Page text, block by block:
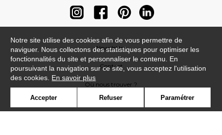
Newsletter
Contact
Où nous trouver ?
Notre site utilise des cookies afin de vous permettre de
naviguer. Nous collectons des statistiques pour optimiser les
fonctionnalités du site et personnaliser le contenu. En
poursuivant la navigation sur ce site, vous acceptez l'utilisation
des cookies. En savoir plus
Accepter Refuser Paramétrer